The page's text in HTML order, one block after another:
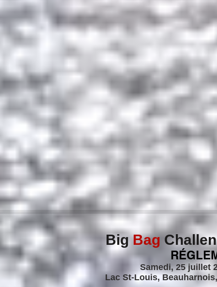
BigBag
Samedi, 25 juillet
Lac St-Louis,